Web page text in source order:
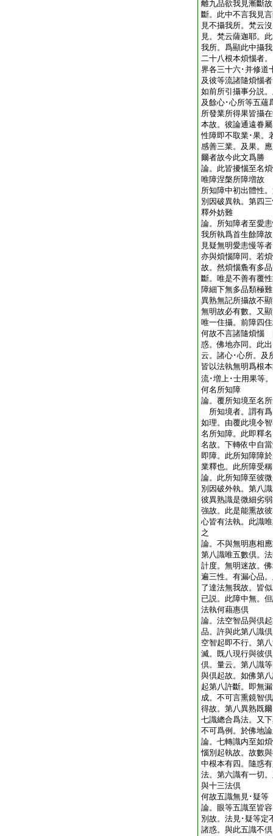
離九品欲我見漸斷
斷。此中不言我見
見不攝我所。梵云
見。梵云薩迦耶。
我所。爲顯此中攝
二十八根本煩惱者
界各三十六･并修道
及彼等流諸隨煩惱
如前所引攝事分説
及餘心･心所等五蘊
所發業所得果皆攝
本故。彼論通遠眷
性障即不取業･果。
感善三業。及果。
爾者故今此文爲勝
論。此皆擾惱至名
唯障涅槃所障増故
所知障中初出體性
別因破異執。第四
釋外妨難
論。所知障者至愛
我所執爲首生餘障
見疑無明愛恚慢等
亦與煩惱障同。若
故。然煩惱麁有多
斷。唯是不善有覆
障細下無多品類極
異熟無記所攝故不
無明故必有數。又
唯一住攝。前障四
何故不言諸隨煩惱
惑。佛地亦同。此
云。諸心･心所。及
皆以法執無明爲根
流･増上･士用果等
何名所知障
論。覆所知境至名
所知境者。謂有
如理。由覆此境令
名所知障。此即釋
名故。下轉依中自
即障。此所知障障
業釋也。此所障受
論。此所知障至彼
別因破外執。第八
彼異熟識是微細劣
強故。此是能熏故
心皆有法執。此識
之
論。不與無明惠相
第八識唯五數倶。
計度。無明迷故。
遍三性。有漏心品
了達法無我故。皆
已説。此障中無。
法執何藉惠倶
論。法空智品與倶
品。許與此第八識
空智起即不行。第
滅。既八現行與彼
倶。量云。第八識
與倶起故。如佛第
起第八許斷。即無
成。不可言熏鏡智
得故。第八異熟既
七識總合爲法。又
不可爲例。於佛地
論。七轉識内至如
惱別起執故。故數
中根本有四。隨惑
法。第六識有一切
與十三法倶
何故五識無見･疑
論。眼等五識至皆
別故。法見･疑等定
諸惑。與此五識不